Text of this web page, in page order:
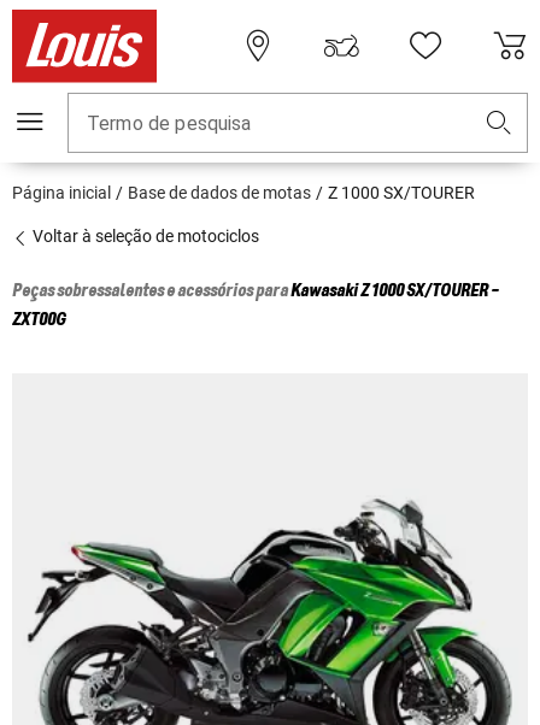
Termo de pesquisa
Página inicial Base de dados de motas Z 1000 SX/TOURER
Voltar à seleção de motociclos
Peças sobressalentes e acessórios paraKawasakiZ 1000 SX/TOURER -
ZXT00G